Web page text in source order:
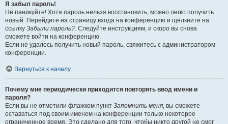
Я забыл пароль!
Не паникуйте! Хотя пароль нельзя восстановить, можно легко получить
новый. Перейдите на страницу входа на конференцию и щёлкните на
ссылку Забыли пароль?. Следуйте инструкциям, и скоро вы снова
сможете войти на конференцию.
Если не удалось получить новый пароль, свяжитесь с администратором
конференции.
Вернуться к началу
Почему мне периодически приходится повторять ввод имени и
пароля?
Если вы не отметили флажком пункт Запомнить меня, вы сможете
оставаться под своим именем на конференции только некоторое
ограниченное время. Это сделано для того, чтобы никто другой не смог